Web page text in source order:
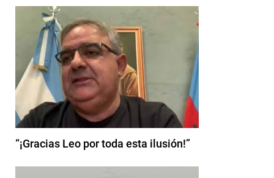
“¡Gracias Leo por toda esta ilusión!”